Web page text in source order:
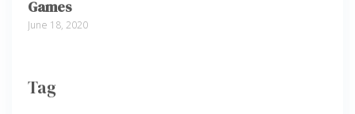
Games
June 18, 2020
Tag